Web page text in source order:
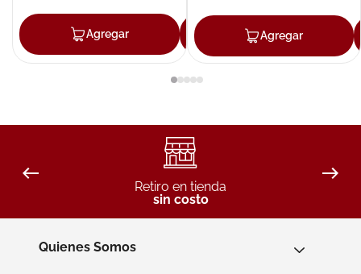
Agregar Agregar
Agregar
Retiro en tienda
sin costo
Quienes Somos